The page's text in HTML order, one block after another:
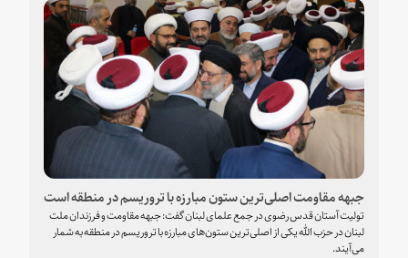
جبهه مقاومت اصلی‌ترین ستون مبارزه با تروریسم در منطقه است
تولیت آستان قدس رضوی در جمع علمای لبنان گفت: جبهه مقاومت و فرزندان ملت
لبنان در حزب الله یکی از اصلی‌ترین ستون‌های مبارزه با تروریسم در منطقه به شمار
می‌‎آیند.